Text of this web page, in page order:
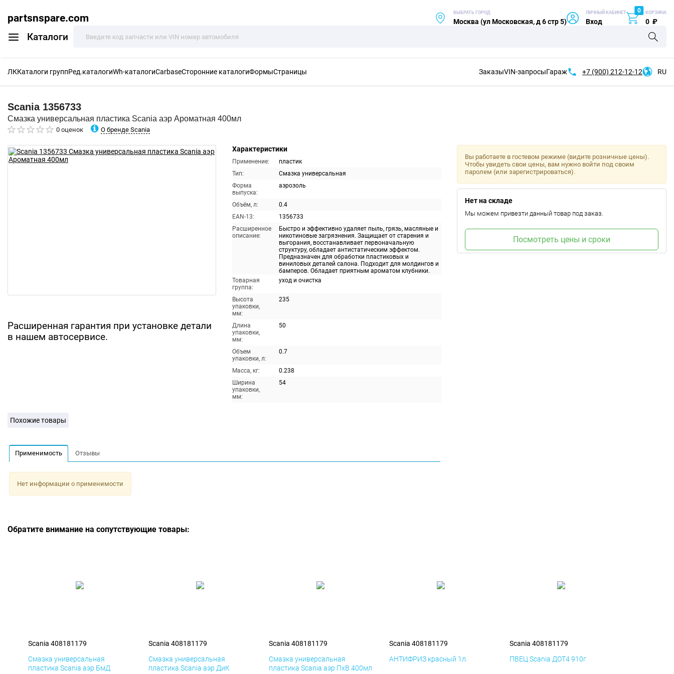
partsnspare.com
Каталоги
ВЫБРАТЬ ГОРОД
Москва (ул Московская, д 6 стр 5)
ЛИЧНЫЙ КАБИНЕТ
Вход
0 КОРЗИНА
0 ₽
ЛККаталоги группРед.каталогиWh-каталогиCarbaseСторонние каталогиФормыСтраницы ЗаказыVIN-запросыГараж +7 (900) 212-12-12 RU
Scania 1356733
Смазка универсальная пластика Scania аэр Ароматная 400мл
0 оценок О бренде Scania
Расширенная гарантия при установке детали
в нашем автосервисе.
Характеристики
Применение:
пластик
Тип:
Смазка универсальная
Форма
выпуска:
аэрозоль
Объём, л:
0.4
EAN-13:
1356733
Расширенное
описание:
Быстро и эффективно удаляет пыль, грязь, масляные и
никотиновые загрязнения. Защищает от старения и
выгорания, восстанавливает первоначальную
структуру, обладает антистатическим эффектом.
Предназначен для обработки пластиковых и
виниловых деталей салона. Подходит для молдингов и
бамперов. Обладает приятным ароматом клубники.
Товарная
группа:
уход и очистка
Высота
упаковки,
мм:
235
Длина
упаковки,
мм:
50
Объем
упаковки, л:
0.7
Масса, кг:
0.238
Ширина
упаковки,
мм:
54
Вы работаете в гостевом режиме (видите розничные цены).
Чтобы увидеть свои цены, вам нужно войти под своим
паролем (или зарегистрироваться).
Нет на складе
Мы можем привезти данный товар под заказ.
Посмотреть цены и сроки
Похожие товары
Применимость Отзывы
Нет информации о применимости
Обратите внимание на сопутствующие товары:
Scania 408181179
Смазка универсальная
пластика Scania аэр БмД
Scania 408181179
Смазка универсальная
пластика Scania аэр ДиК
Scania 408181179
Смазка универсальная
пластика Scania аэр ПхВ 400мл
Scania 408181179
АНТИФРИЗ красный 1л.
Scania 408181179
ПВЕЦ Scania ДОТ4 910г